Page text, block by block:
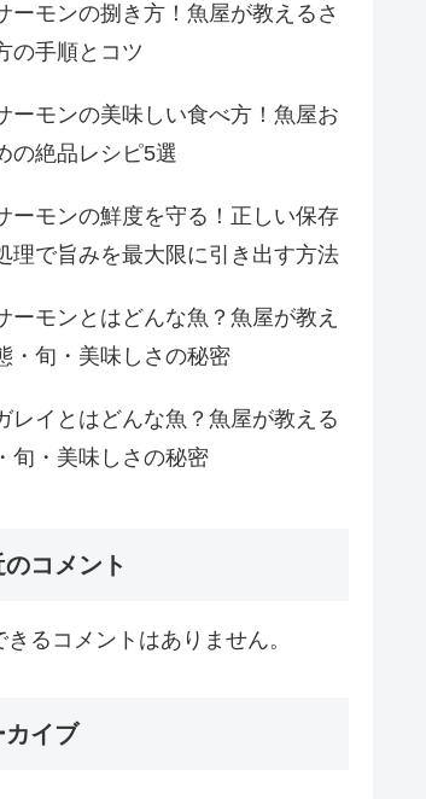
ーモンの捌き方！魚屋が教えるさ
の手順とコツ
ーモンの美味しい食べ方！魚屋お
の絶品レシピ5選
ーモンの鮮度を守る！正しい保存
理で旨みを最大限に引き出す方法
ーモンとはどんな魚？魚屋が教え
・旬・美味しさの秘密
レイとはどんな魚？魚屋が教える
旬・美味しさの秘密
コメント
きるコメントはありません。
カイブ